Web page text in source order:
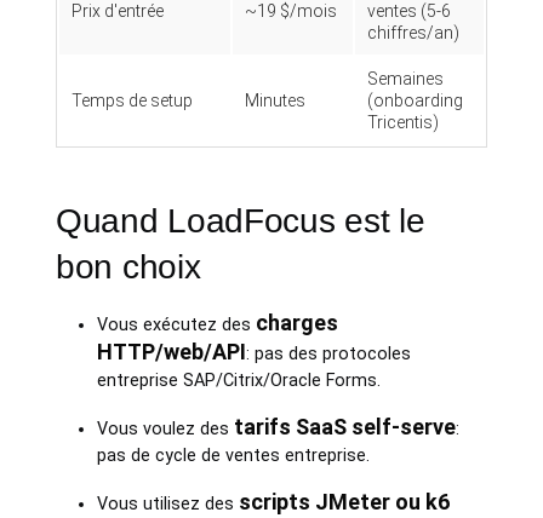
Prix d'entrée ~19 $/mois
ventes (5-6
chiffres/an)
Temps de setup Minutes
Semaines
(onboarding
Tricentis)
Quand LoadFocus est le
bon choix
Vous exécutez des charges
HTTP/web/API: pas des protocoles
entreprise SAP/Citrix/Oracle Forms.
Vous voulez des tarifs SaaS self-serve:
pas de cycle de ventes entreprise.
Vous utilisez des scripts JMeter ou k6